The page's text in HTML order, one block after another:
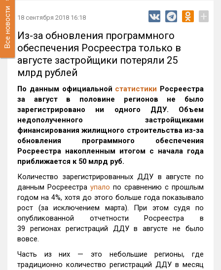
Все новости 18 сентября 2018 16:18 +
Из-за обновления программного
обеспечения Росреестра только в
августе застройщики потеряли 25
млрд рублей
По данным официальной статистики Росреестра
за август в половине регионов не было
зарегистрировано ни одного ДДУ. Объем
недополученного застройщиками
финансирования жилищного строительства из-за
обновления программного обеспечения
Росреестра накопленным итогом с начала года
приближается к 50 млрд руб.
Количество зарегистрированных ДДУ в августе по
данным Росреестра упало по сравнению с прошлым
годом на 4%, хотя до этого больше года показывало
рост (за исключением марта). При этом судя по
опубликованной отчетности Росреестра в
39 регионах регистраций ДДУ в августе не было
вовсе.
Часть из них — это небольшие регионы, где
традиционно количество регистраций ДДУ в месяц